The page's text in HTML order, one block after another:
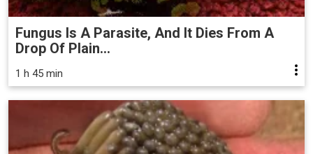
Fungus Is A Parasite, And It Dies From A
Drop Of Plain...
1 h 45 min